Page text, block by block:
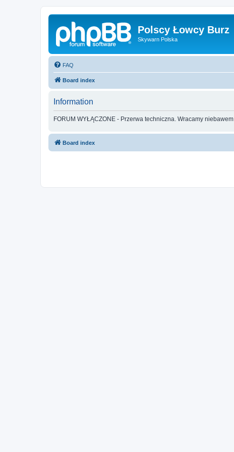
Polscy Łowcy Burz
Skywarn Polska
FAQ
Board index
Information
FORUM WYŁĄCZONE - Przerwa techniczna. Wracamy niebawem
Board index